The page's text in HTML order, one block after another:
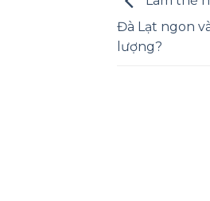
Đà Lạt ngon
lượng?